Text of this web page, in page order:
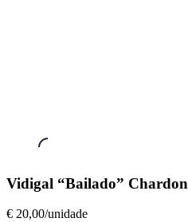
Vinhos
Brancos,
Vidigal
Vidigal “Bailado”
€ 20,00/unidade